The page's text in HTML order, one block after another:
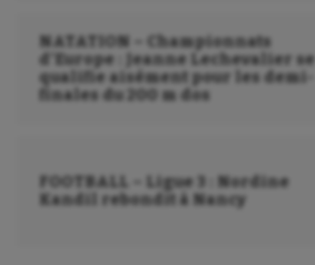
NATATION – Championnats
d’Europe : Jeanne Lechevalier se
qualifie aisément pour les demi-
finales du 200 m dos
FOOTBALL – Ligue 3 : Nordine
Kandil rebondit à Nancy